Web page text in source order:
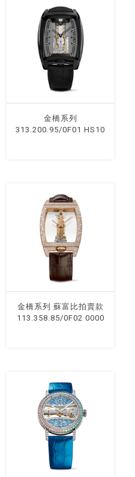
⾦橋系列
313.200.95/0F01 HS10
⾦橋系列 蘇富比拍賣款
113.358.85/0F02 0000